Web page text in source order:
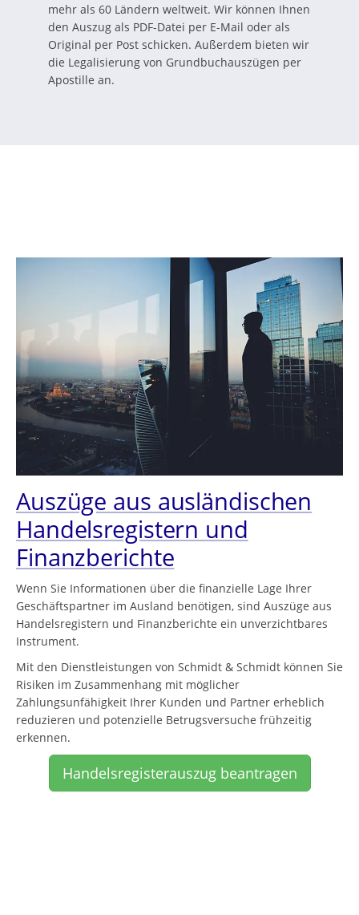
mehr als 60 Ländern weltweit. Wir können Ihnen
den Auszug als PDF-Datei per E-Mail oder als
Original per Post schicken. Außerdem bieten wir
die Legalisierung von Grundbuchauszügen per
Apostille an.
Auszüge aus ausländischen
Handelsregistern und
Finanzberichte
Wenn Sie Informationen über die finanzielle Lage Ihrer
Geschäftspartner im Ausland benötigen, sind Auszüge aus
Handelsregistern und Finanzberichte ein unverzichtbares
Instrument.
Mit den Dienstleistungen von Schmidt & Schmidt können Sie
Risiken im Zusammenhang mit möglicher
Zahlungsunfähigkeit Ihrer Kunden und Partner erheblich
reduzieren und potenzielle Betrugsversuche frühzeitig
erkennen.
Handelsregisterauszug beantragen